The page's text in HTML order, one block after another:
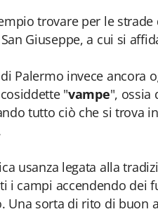
trovare per le
Giuseppe, a cui si
Palermo invece ancora
"vampe", ossia
tutto ciò che si trova
usanza legata alla
i campi accendendo dei
Una sorta di rito di